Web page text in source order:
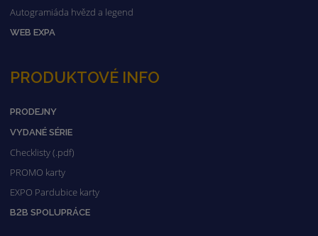
Autogramiáda hvězd a legend
WEB EXPA
PRODUKTOVÉ INFO
PRODEJNY
VYDANÉ SÉRIE
Checklisty (.pdf)
PROMO karty
EXPO Pardubice karty
B2B SPOLUPRÁCE